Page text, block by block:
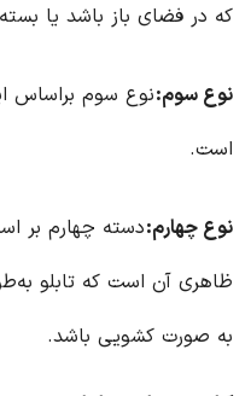
که در فضای باز باشد یا
نوع سوم:نوع سوم براساس
است.
نوع چهارم:دسته چهارم بر
ظاهری آن است که تابلو
به صورت کشویی باشد.